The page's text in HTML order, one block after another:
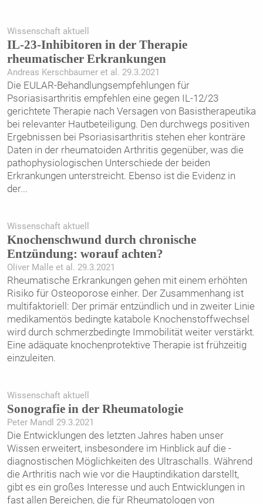
Wissenschaft aktuell
IL-23-Inhibitoren in der Therapie
rheumatischer Erkrankungen
Andreas ­Kerschbaumer et al. 29.3.2021
Die EULAR-Behandlungsempfehlungen für
Psoriasisarthritis empfehlen eine gegen IL-12/23
gerichtete Therapie nach Versagen von Basistherapeutika
bei relevanter Hautbeteiligung. Den durchwegs positiven
Ergebnissen bei Psoriasisarthritis stehen eher konträre
Daten in der rheumatoiden ­Arthritis gegenüber, was die
pathophysiologischen Unterschiede der beiden
Erkrankungen unterstreicht. Ebenso ist die Evidenz in
der...
Wissenschaft aktuell
Knochenschwund durch chronische
Entzündung: worauf achten?
Oliver Malle et al. 29.3.2021
Rheumatische Erkrankungen gehen mit einem erhöhten
Risiko für Osteoporose einher. Der Zusammenhang ist
multifaktoriell: Der primär entzündlich und in zweiter Linie
medikamentös bedingte ­katabole Knochenstoffwechsel
wird durch schmerzbedingte Immobilität weiter verstärkt.
Eine adäquate knochenprotektive Therapie ist frühzeitig
einzuleiten.
Wissenschaft aktuell
Sonografie in der Rheumatologie
Peter Mandl 29.3.2021
Die Entwicklungen des letzten Jahres haben unser
Wissen erweitert, insbesondere im Hinblick auf die ­
diagnostischen Möglichkeiten des Ultraschalls. Während
die Arthritis nach wie vor die Hauptindikation darstellt,
gibt es ein großes Interesse und auch ­Entwicklungen in
fast allen Bereichen, die für Rheumatologen von